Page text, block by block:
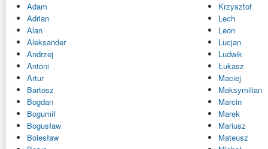
Adam
Adrian
Alan
Aleksander
Andrzej
Antoni
Artur
Bartosz
Bogdan
Bogumił
Bogusław
Bolesław
Krzysztof
Lech
Leon
Lucjan
Ludwik
Łukasz
Maciej
Maksymilian
Marcin
Marek
Mariusz
Mateusz